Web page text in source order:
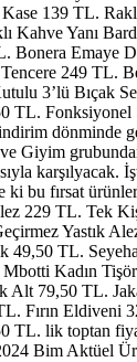
139 TL.
Kahve Yanı
Bonera Emaye
249 TL.
3’lü Bıçak
TL. Fonksiyonel
dönminde
Giyim
karşılyacak.
ki bu fırsat
229 TL. Tek
Yastık
49,50 TL.
Kadın
Alt 79,50 TL.
Fırın Eldiveni
TL. lik toptan
Bim Aktüel